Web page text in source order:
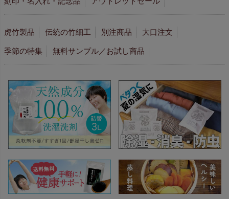
虎竹製品 伝統の竹細工 別注商品 大口注文
季節の特集 無料サンプル／お試し商品